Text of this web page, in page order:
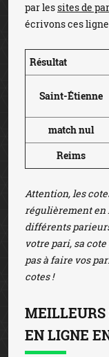
par lessites de
écrivons ces
Résultat
Saint-Étienne
match nul
Reims
Attention, les
régulièrement en
différents
votre pari, sa
pas à faire vos
cotes !
MEILLEURS
EN LIGNE